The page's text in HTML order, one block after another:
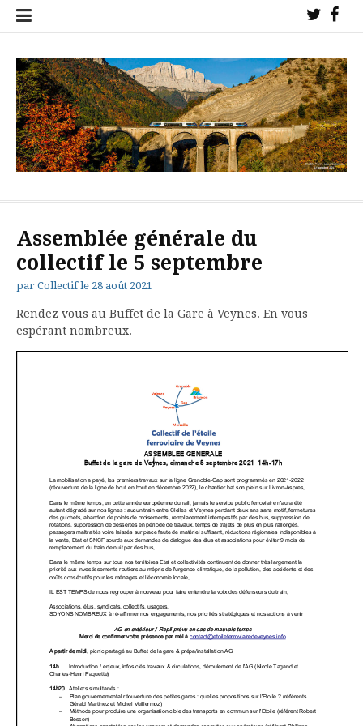
Aller
Twitter
!
!
trains sur nos lignes !
Assemblée générale du
collectif le 5 septembre
par Collectif le 28 août 2021
Rendez vous au Buffet de la Gare à Veynes. En vous
espérant nombreux.